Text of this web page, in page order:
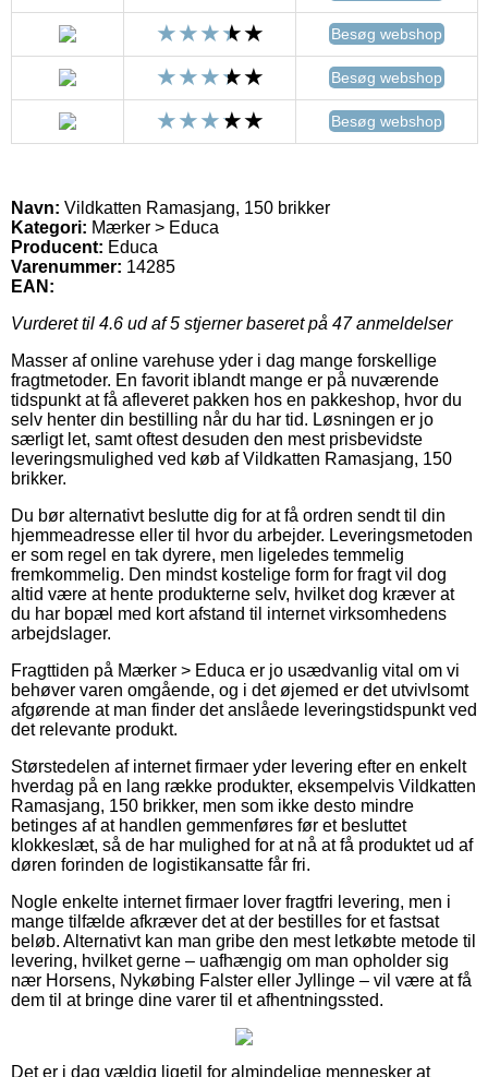
Besøg webshop
Besøg webshop
Besøg webshop
Navn: Vildkatten Ramasjang, 150 brikker
Kategori: Mærker > Educa
Producent: Educa
Varenummer: 14285
EAN:
Vurderet til 4.6 ud af 5 stjerner baseret på 47anmeldelser
Masser af online varehuse yder i dag mange forskellige
fragtmetoder. En favorit iblandt mange er på nuværende
tidspunkt at få afleveret pakken hos en pakkeshop, hvor du
selv henter din bestilling når du har tid. Løsningen er jo
særligt let, samt oftest desuden den mest prisbevidste
leveringsmulighed ved køb af Vildkatten Ramasjang, 150
brikker.
Du bør alternativt beslutte dig for at få ordren sendt til din
hjemmeadresse eller til hvor du arbejder. Leveringsmetoden
er som regel en tak dyrere, men ligeledes temmelig
fremkommelig. Den mindst kostelige form for fragt vil dog
altid være at hente produkterne selv, hvilket dog kræver at
du har bopæl med kort afstand til internet virksomhedens
arbejdslager.
Fragttiden på Mærker > Educa er jo usædvanlig vital om vi
behøver varen omgående, og i det øjemed er det utvivlsomt
afgørende at man finder det anslåede leveringstidspunkt ved
det relevante produkt.
Størstedelen af internet firmaer yder levering efter en enkelt
hverdag på en lang række produkter, eksempelvis Vildkatten
Ramasjang, 150 brikker, men som ikke desto mindre
betinges af at handlen gemmenføres før et besluttet
klokkeslæt, så de har mulighed for at nå at få produktet ud af
døren forinden de logistikansatte får fri.
Nogle enkelte internet firmaer lover fragtfri levering, men i
mange tilfælde afkræver det at der bestilles for et fastsat
beløb. Alternativt kan man gribe den mest letkøbte metode til
levering, hvilket gerne – uafhængig om man opholder sig
nær Horsens, Nykøbing Falster eller Jyllinge – vil være at få
dem til at bringe dine varer til et afhentningssted.
Det er i dag vældig ligetil for almindelige mennesker at